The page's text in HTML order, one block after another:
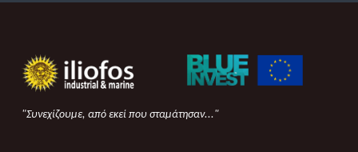
"Συνεχίζουμε, από εκεί που σταμάτησαν..."